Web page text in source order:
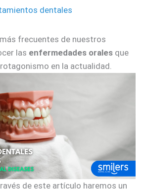
dentales
frecuentes de nuestros
las enfermedades orales que
en la actualidad.
de este artículo haremos un